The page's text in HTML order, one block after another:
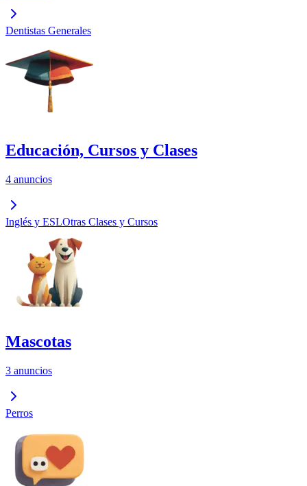
Dentistas Generales
Educación, Cursos y Clases
4 anuncios
Inglés y ESLOtras Clases y Cursos
Mascotas
3 anuncios
Perros